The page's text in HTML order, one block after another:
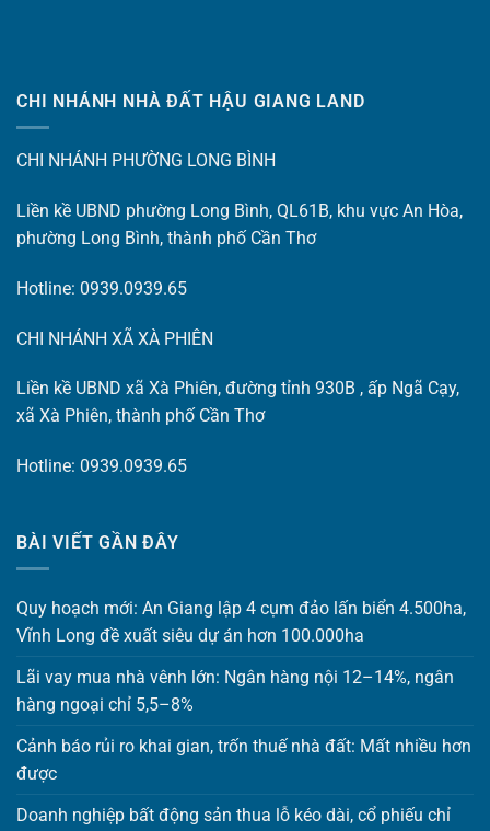
CHI NHÁNH NHÀ ĐẤT HẬU GIANG LAND
CHI NHÁNH PHƯỜNG LONG BÌNH
Liền kề UBND phường Long Bình, QL61B, khu vực An Hòa,
phường Long Bình, thành phố Cần Thơ
Hotline: 0939.0939.65
CHI NHÁNH XÃ XÀ PHIÊN
Liền kề UBND xã Xà Phiên, đường tỉnh 930B , ấp Ngã Cạy,
xã Xà Phiên, thành phố Cần Thơ
Hotline: 0939.0939.65
BÀI VIẾT GẦN ĐÂY
Quy hoạch mới: An Giang lập 4 cụm đảo lấn biển 4.500ha,
Vĩnh Long đề xuất siêu dự án hơn 100.000ha
Lãi vay mua nhà vênh lớn: Ngân hàng nội 12–14%, ngân
hàng ngoại chỉ 5,5–8%
Cảnh báo rủi ro khai gian, trốn thuế nhà đất: Mất nhiều hơn
được
Doanh nghiệp bất động sản thua lỗ kéo dài, cổ phiếu chỉ